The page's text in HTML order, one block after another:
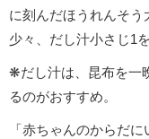
に刻んだほうれんそ
少々、だし汁小さじ1
❋だし汁は、昆布を一
るのがおすすめ。
「赤ちゃんのからだ